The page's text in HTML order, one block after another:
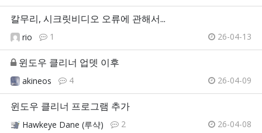
칼무리, 시크릿비디오 오류에 관해서...
rio 1 26-04-13
윈도우 클리너 업뎃 이후
akineos 4 26-04-09
윈도우 클리너 프로그램 추가
Hawkeye Dane (루샥) 2 26-04-08